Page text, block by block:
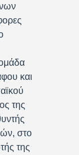
και
της
στο
της